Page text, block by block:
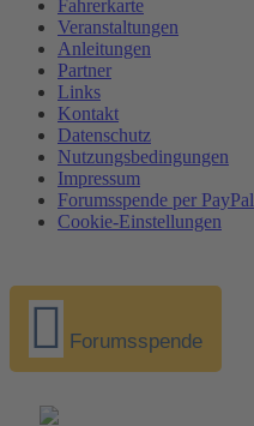
Fahrerkarte
Veranstaltungen
Anleitungen
Partner
Links
Kontakt
Datenschutz
Nutzungsbedingungen
Impressum
Forumsspende per PayPal
Cookie-Einstellungen
Forumsspende